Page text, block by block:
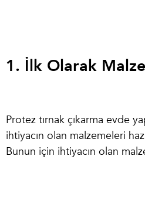
1. İlk Olarak
Protez tırnak çıkarma evde
ihtiyacın olan malzemeleri
Bunun için ihtiyacın olan